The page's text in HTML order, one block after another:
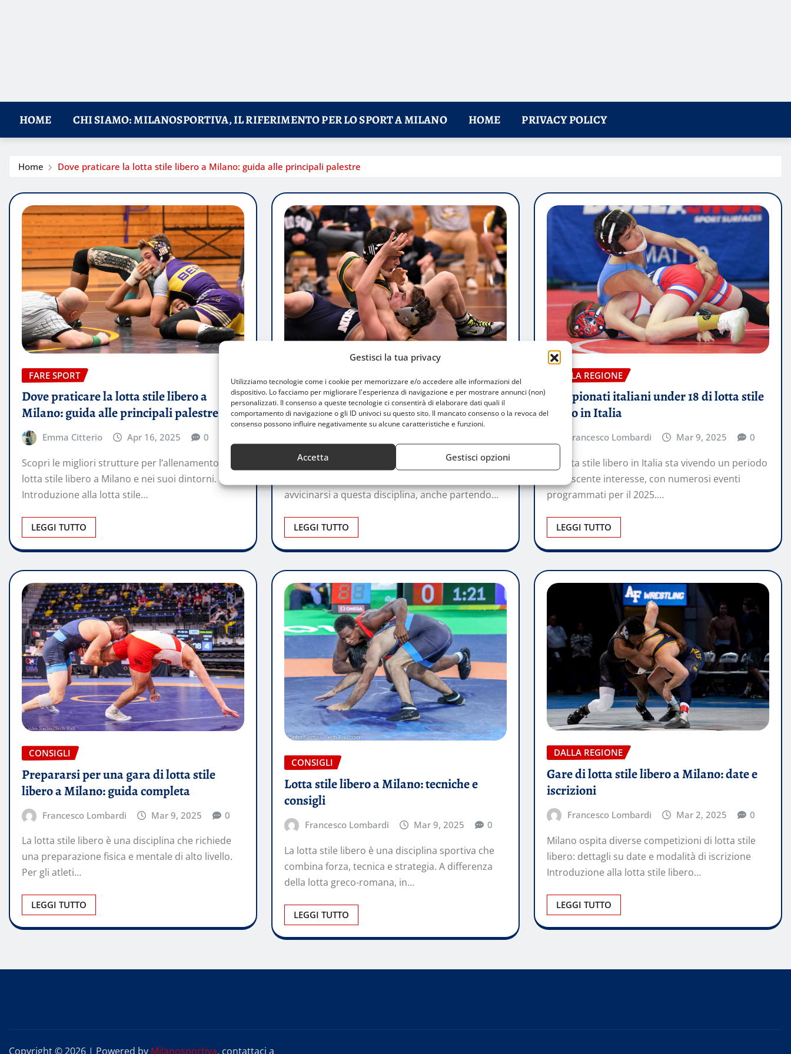
Gestisci la tua privacy
Utilizziamo tecnologie come i cookie per memorizzare e/o accedere alle informazioni del
dispositivo. Lo facciamo per migliorare l'esperienza di navigazione e per mostrare annunci (non)
personalizzati. Il consenso a queste tecnologie ci consentirà di elaborare dati quali il
comportamento di navigazione o gli ID univoci su questo sito. Il mancato consenso o la revoca del
consenso possono influire negativamente su alcune caratteristiche e funzioni.
Accetta Gestisci opzioni
HOME CHI SIAMO: MILANOSPORTIVA, IL RIFERIMENTO PER LO SPORT A MILANO HOME PRIVACY POLICY
Home Dove praticare la lotta stile libero a Milano: guida alle principali palestre
FARE SPORT
Dove praticare la lotta stile libero a
Milano: guida alle principali palestre
Emma Citterio Apr 16, 2025 0
Scopri le migliori strutture per l’allenamento nella
lotta stile libero a Milano e nei suoi dintorni.
Introduzione alla lotta stile…
LEGGI TUTTO
Corsi di lotta stile libero per principianti a
Milano: dove iniziare e cosa sapere
I corsi lotta stile libero a Milano rappresentano
avvicinarsi a questa disciplina, anche partendo…
LEGGI TUTTO
DALLA REGIONE
Campionati italiani under 18 di lotta stile
libero in Italia
Francesco Lombardi Mar 9, 2025 0
La lotta stile libero in Italia sta vivendo un periodo
di crescente interesse, con numerosi eventi
programmati per il 2025.…
LEGGI TUTTO
CONSIGLI
Prepararsi per una gara di lotta stile
libero a Milano: guida completa
Francesco Lombardi Mar 9, 2025 0
La lotta stile libero è una disciplina che richiede
una preparazione fisica e mentale di alto livello.
Per gli atleti…
LEGGI TUTTO
CONSIGLI
Lotta stile libero a Milano: tecniche e
consigli
Francesco Lombardi Mar 9, 2025 0
La lotta stile libero è una disciplina sportiva che
combina forza, tecnica e strategia. A differenza
della lotta greco-romana, in…
LEGGI TUTTO
DALLA REGIONE
Gare di lotta stile libero a Milano: date e
iscrizioni
Francesco Lombardi Mar 2, 2025 0
Milano ospita diverse competizioni di lotta stile
libero: dettagli su date e modalità di iscrizione
Introduzione alla lotta stile libero…
LEGGI TUTTO
Copyright © 2026 | Powered by Milanosportiva, contattaci a